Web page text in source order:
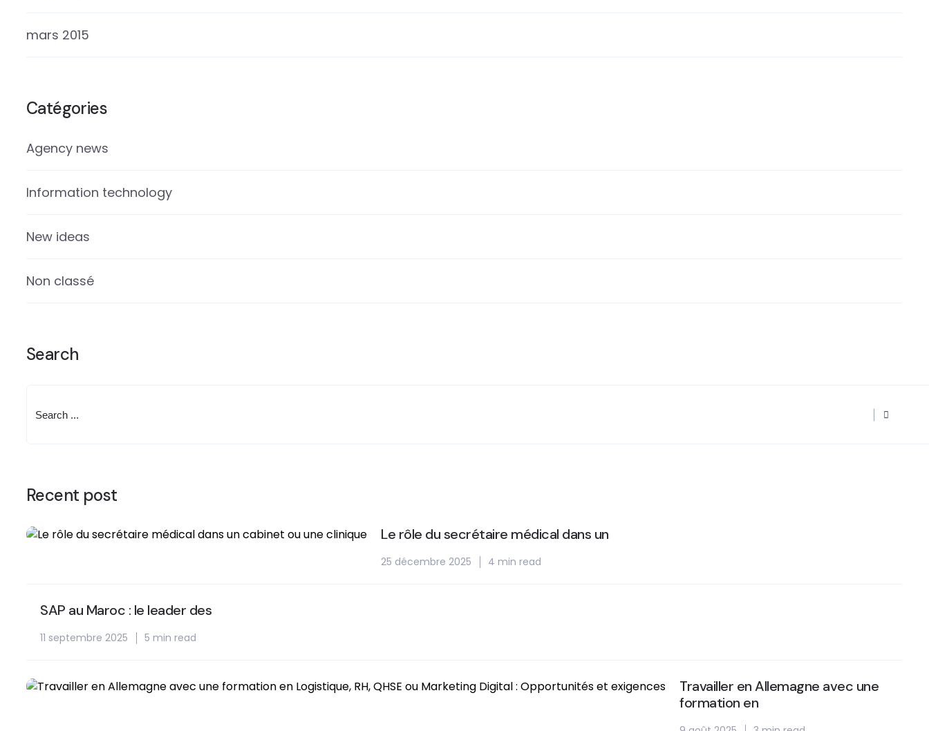
mars 2015
Catégories
Agency news
Information technology
New ideas
Non classé
Search
Recent post
Le rôle du secrétaire médical dans un
25 décembre 2025 4 min read
SAP au Maroc : le leader des
11 septembre 2025 5 min read
Travailler en Allemagne avec une
formation en